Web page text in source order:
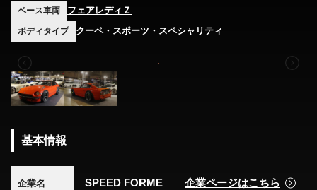
ベース車両 フェアレディＺ
ボディタイプ クーペ・スポーツ・スペシャリティ
基本情報
企業名 SPEED FORME 企業ページはこちら